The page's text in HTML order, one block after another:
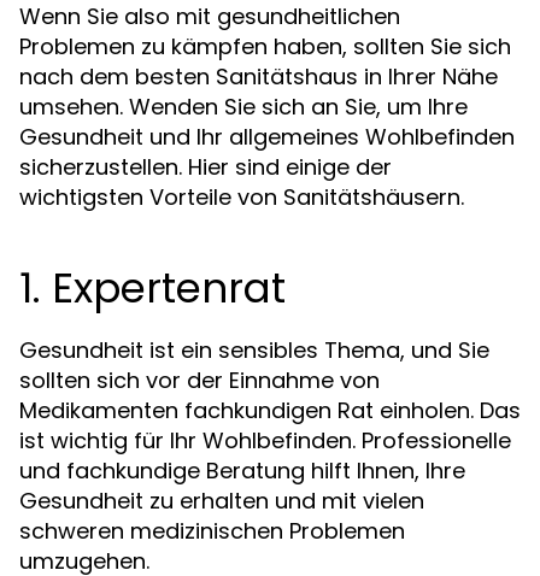
Wenn Sie also mit gesundheitlichen
Problemen zu kämpfen haben, sollten Sie sich
nach dem besten Sanitätshaus in Ihrer Nähe
umsehen. Wenden Sie sich an Sie, um Ihre
Gesundheit und Ihr allgemeines Wohlbefinden
sicherzustellen. Hier sind einige der
wichtigsten Vorteile von Sanitätshäusern.
1. Expertenrat
Gesundheit ist ein sensibles Thema, und Sie
sollten sich vor der Einnahme von
Medikamenten fachkundigen Rat einholen. Das
ist wichtig für Ihr Wohlbefinden. Professionelle
und fachkundige Beratung hilft Ihnen, Ihre
Gesundheit zu erhalten und mit vielen
schweren medizinischen Problemen
umzugehen.